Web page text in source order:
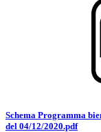
Schema Programma
del 04/12/2020.pdf